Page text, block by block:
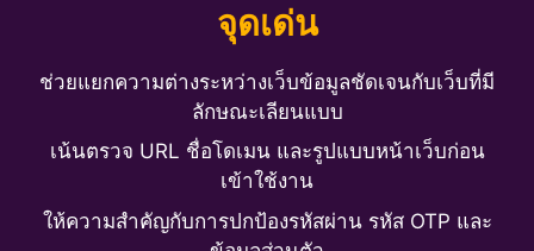
จุดเด่น
ช่วยแยกความต่างระหว่างเว็บข้อมูลชัดเจนกับเว็บที่มี
ลักษณะเลียนแบบ
เน้นตรวจ URL ชื่อโดเมน และรูปแบบหน้าเว็บก่อน
เข้าใช้งาน
ให้ความสำคัญกับการปกป้องรหัสผ่าน รหัส OTP และ